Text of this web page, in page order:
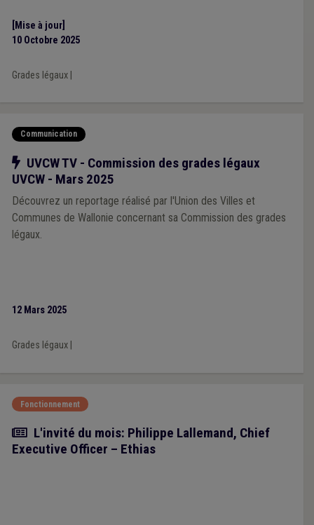
[Mise à jour]
10 Octobre 2025
Grades légaux|
Communication
Notre action
UVCW TV - Commission des grades légaux
UVCW - Mars 2025
Découvrez un reportage réalisé par l'Union des Villes et
Communes de Wallonie concernant sa Commission des grades
légaux.
12 Mars 2025
Grades légaux|
Fonctionnement
Article
L'invité du mois: Philippe Lallemand, Chief
Executive Officer – Ethias